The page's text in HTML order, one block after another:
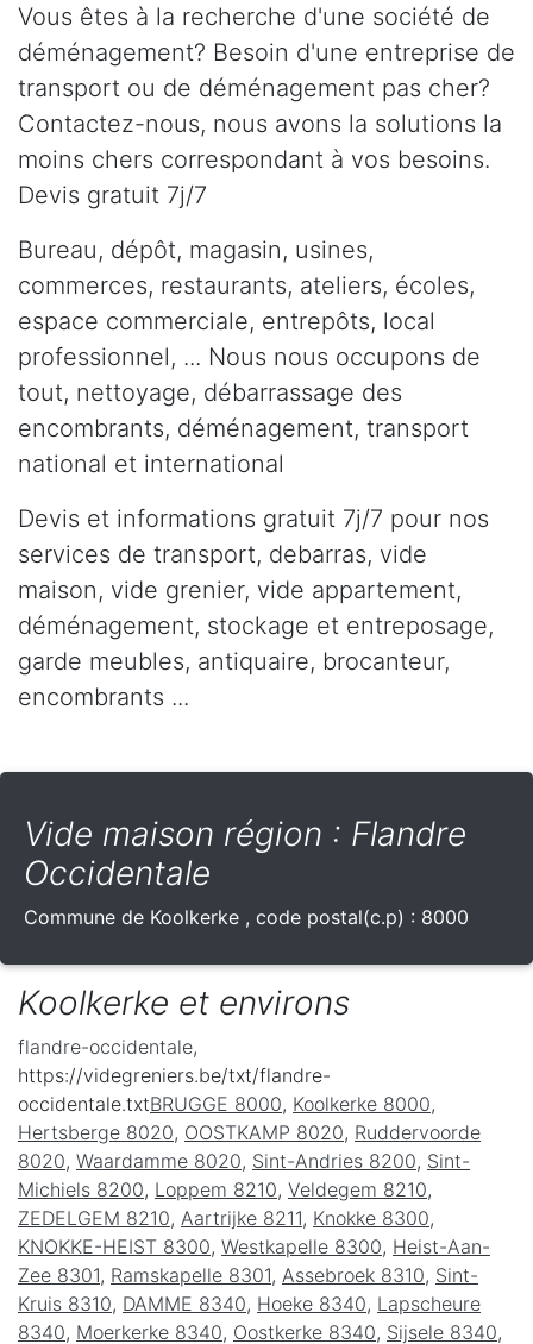
Vous êtes à la recherche d'une société de
déménagement? Besoin d'une entreprise de
transport ou de déménagement pas cher?
Contactez-nous, nous avons la solutions la
moins chers correspondant à vos besoins.
Devis gratuit 7j/7
Bureau, dépôt, magasin, usines,
commerces, restaurants, ateliers, écoles,
espace commerciale, entrepôts, local
professionnel, ... Nous nous occupons de
tout, nettoyage, débarrassage des
encombrants, déménagement, transport
national et international
Devis et informations gratuit 7j/7 pour nos
services de transport, debarras, vide
maison, vide grenier, vide appartement,
déménagement, stockage et entreposage,
garde meubles, antiquaire, brocanteur,
encombrants ...
Vide maison région : Flandre
Occidentale
Commune de Koolkerke , code postal(c.p) : 8000
Koolkerke et environs
flandre-occidentale,
https://videgreniers.be/txt/flandre-
occidentale.txtBRUGGE 8000, Koolkerke 8000,
Hertsberge 8020, OOSTKAMP 8020, Ruddervoorde
8020, Waardamme 8020, Sint-Andries 8200, Sint-
Michiels 8200, Loppem 8210, Veldegem 8210,
ZEDELGEM 8210, Aartrijke 8211, Knokke 8300,
KNOKKE-HEIST 8300, Westkapelle 8300, Heist-Aan-
Zee 8301, Ramskapelle 8301, Assebroek 8310, Sint-
Kruis 8310, DAMME 8340, Hoeke 8340, Lapscheure
8340, Moerkerke 8340, Oostkerke 8340, Sijsele 8340,